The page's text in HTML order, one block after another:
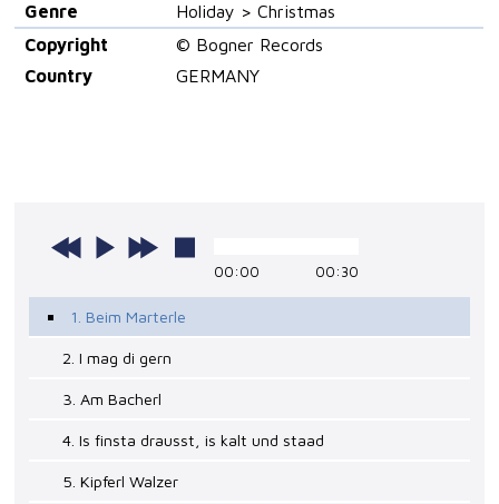
Genre
Holiday > Christmas
Copyright
© Bogner Records
Country
GERMANY
00:00 00:30
1. Beim Marterle
2. I mag di gern
3. Am Bacherl
4. Is finsta drausst, is kalt und staad
5. Kipferl Walzer